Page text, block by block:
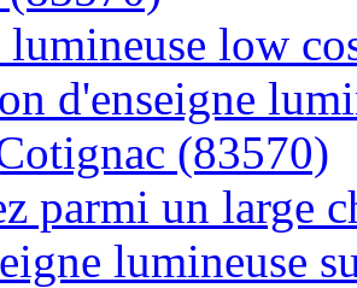
lumineuse low
d'enseigne
(83570)
parmi un large
lumineuse